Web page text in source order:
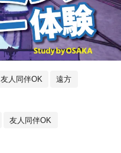
友人同伴OK 遠方
友人同伴OK